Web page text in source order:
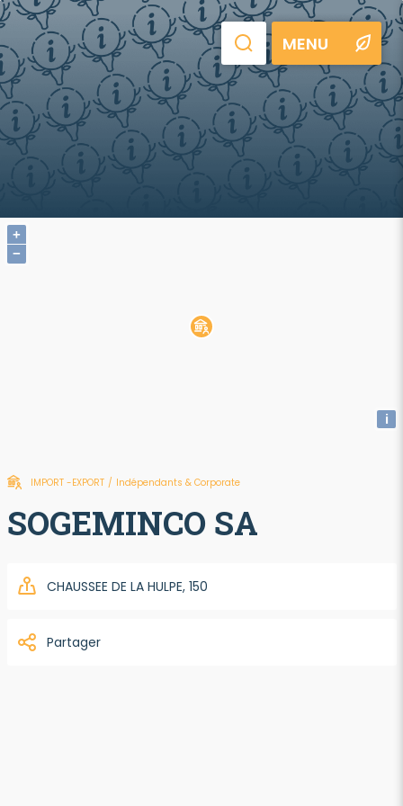
MENU
+
−
i
IMPORT -EXPORT / Indépendants & Corporate
SOGEMINCO SA
CHAUSSEE DE LA HULPE, 150
Partager